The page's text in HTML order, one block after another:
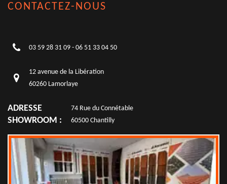
CONTACTEZ-NOUS
03 59 28 31 09 - 06 51 33 04 50
12 avenue de la Libération
60260 Lamorlaye
ADRESSE
SHOWROOM :
74 Rue du Connétable
60500 Chantilly